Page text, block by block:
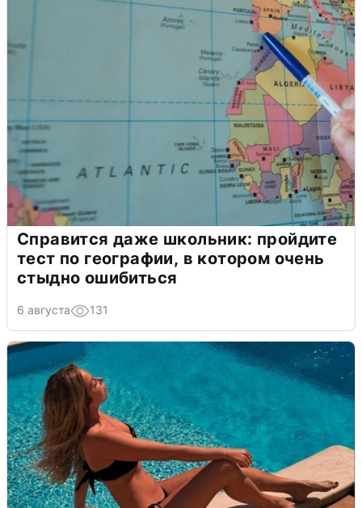
Справится даже школьник: пройдите
тест по географии, в котором очень
стыдно ошибиться
6 августа 131